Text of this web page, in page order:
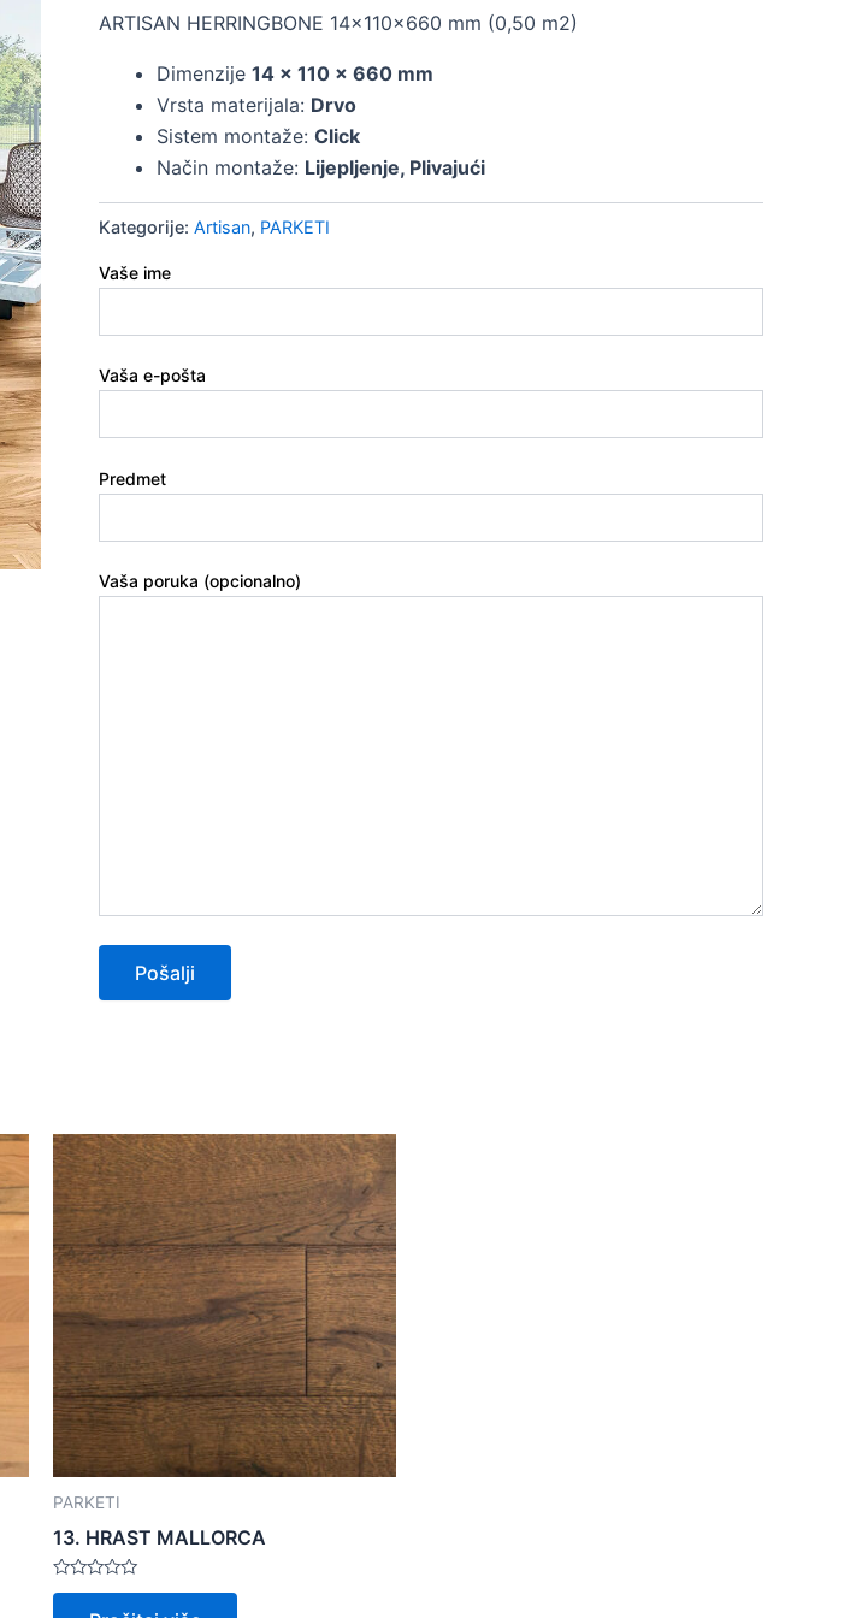
ARTISAN HERRINGBONE 14x110x660 mm (0,50 m2)
Dimenzije 14 x 110 x 660 mm
Vrsta materijala: Drvo
Sistem montaže: Click
Način montaže: Lijepljenje, Plivajući
Kategorije: Artisan, PARKETI
Vaše ime
Vaša e-pošta
Predmet
Vaša poruka (opcionalno)
PARKETI
13. HRAST MALLORCA
Ocijenjeno